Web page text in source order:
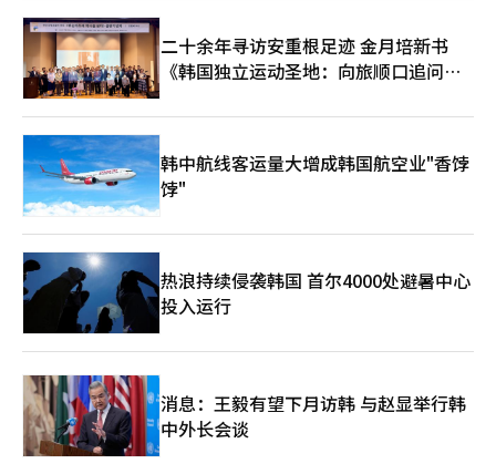
学相关人士表示：“我们基于在亚洲和北美市场的成就，正在扩大
对西班牙、希腊等欧洲市场的出口，并计划通过本地化战略推动客
户扩展和业务多元化。” ◆大元制药开展五天学术项目，覆盖心
血管与耳鼻喉科 韩国制药公司大元制药将扩大与医疗人员的学术
交流。 大元制药于11日宣布，将于18日至22日举办为期五天的全
国卫生医疗专业人士在线综合学术研讨会‘D-Talks AGORA
WEEK’。 ‘D-Talks’是自2022年开设的医疗信息交流平台，每
年举办200多场网络研讨会。‘AGORA WEEK’是结合可在门诊使
用的疾病教育与专家问答的代表性学术活动。 此次活动以“通过
问题设计，通过答案完善”为主题，采用预先登记的医疗人员问
题，由各领域专家进行解答。 第一天将讨论心血管与高脂血症，
第二天为消化系统，第三天为疼痛管理，第四天为高血压，最后一
天为耳鼻喉科。每个环节将分享最新治疗见解及门诊应用策略。所
有讲座将在午餐时间下午1点进行，D-Talks会员均可参与。 大元
制药相关人士表示：“去年约有9000名医疗人员参与，证明了其
学术价值，我们将持续强化以临床为中心的内容。”※ 本报道经
二十余年寻访安重根足迹 金月培新书
《韩国独立运动圣地：向旅顺口追问历
韩中航线客运量大增成韩国航空业"香饽
饽"
热浪持续侵袭韩国 首尔4000处避暑中心
投入运行
消息：王毅有望下月访韩 与赵显举行韩
中外长会谈